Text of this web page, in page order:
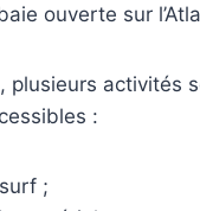
ouverte sur
plusieurs activités
:
;